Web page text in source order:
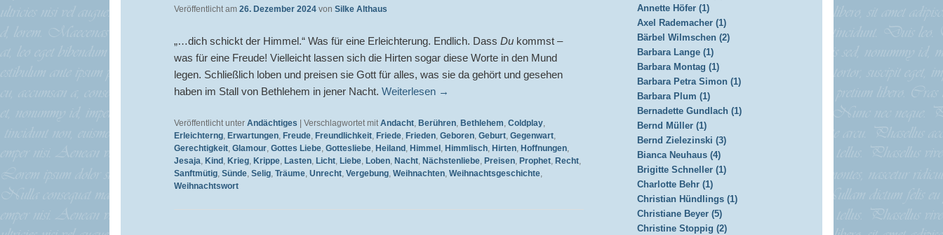
Veröffentlicht am 26. Dezember 2024 von Silke Althaus
„…dich schickt der Himmel.“ Was für eine Erleichterung. Endlich. Dass Du kommst –
was für eine Freude! Vielleicht lassen sich die Hirten sogar diese Worte in den Mund
legen. Schließlich loben und preisen sie Gott für alles, was sie da gehört und gesehen
haben im Stall von Bethlehem in jener Nacht. Weiterlesen →
Veröffentlicht unter Andächtiges | Verschlagwortet mit Andacht, Berühren, Bethlehem, Coldplay,
Erleichterng, Erwartungen, Freude, Freundlichkeit, Friede, Frieden, Geboren, Geburt, Gegenwart,
Gerechtigkeit, Glamour, Gottes Liebe, Gottesliebe, Heiland, Himmel, Himmlisch, Hirten, Hoffnungen,
Jesaja, Kind, Krieg, Krippe, Lasten, Licht, Liebe, Loben, Nacht, Nächstenliebe, Preisen, Prophet, Recht,
Sanftmütig, Sünde, Selig, Träume, Unrecht, Vergebung, Weihnachten, Weihnachtsgeschichte,
Weihnachtswort
Annette Höfer (1)
Axel Rademacher (1)
Bärbel Wilmschen (2)
Barbara Lange (1)
Barbara Montag (1)
Barbara Petra Simon (1)
Barbara Plum (1)
Bernadette Gundlach (1)
Bernd Müller (1)
Bernd Zielezinski (3)
Bianca Neuhaus (4)
Brigitte Schneller (1)
Charlotte Behr (1)
Christian Hündlings (1)
Christiane Beyer (5)
Christine Stoppig (2)